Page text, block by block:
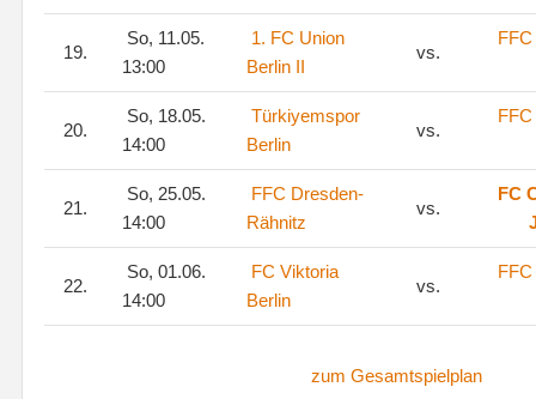
19.
So, 11.05.
13:00
1. FC Union
Berlin II
vs.
20.
So, 18.05.
14:00
Türkiyemspor
Berlin
vs.
21.
So, 25.05.
14:00
FFC Dresden-
Rähnitz
vs.
FC
22.
So, 01.06.
14:00
FC Viktoria
Berlin
vs.
zum Gesamtspielplan